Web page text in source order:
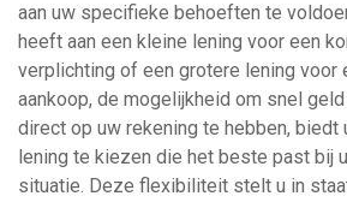
aan uw specifieke behoeften te
heeft aan een kleine lening voor een
verplichting of een grotere lening voor
aankoop, de mogelijkheid om snel
direct op uw rekening te hebben, biedt
lening te kiezen die het beste past bij
situatie. Deze flexibiliteit stelt u in